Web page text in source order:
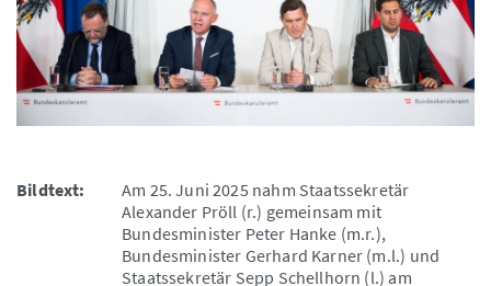
Bildtext:
Am 25. Juni 2025 nahm Staatssekretär
Alexander Pröll (r.) gemeinsam mit
Bundesminister Peter Hanke (m.r.),
Bundesminister Gerhard Karner (m.l.) und
Staatssekretär Sepp Schellhorn (l.) am